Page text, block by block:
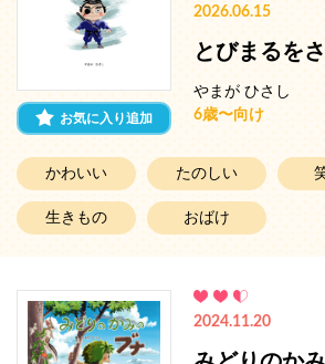
お気に入り追加
2026.06.15
とびまるを
やまが ひさし
6歳〜向け
かわいい たのしい
生きもの おばけ
2024.11.20